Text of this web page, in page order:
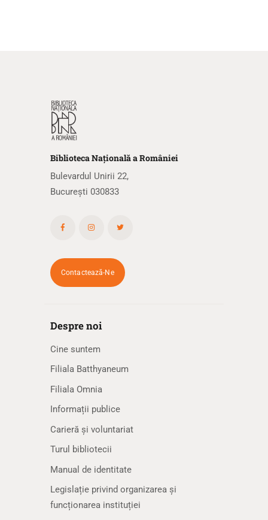
BibliotecaNaționalăa României
Bulevardul Unirii 22,
București 030833
Contactează-Ne
Despre noi
Cine suntem
Filiala Batthyaneum
Filiala Omnia
Informații publice
Carieră și voluntariat
Turul bibliotecii
Manual de identitate
Legislație privind organizarea și
funcționarea instituției